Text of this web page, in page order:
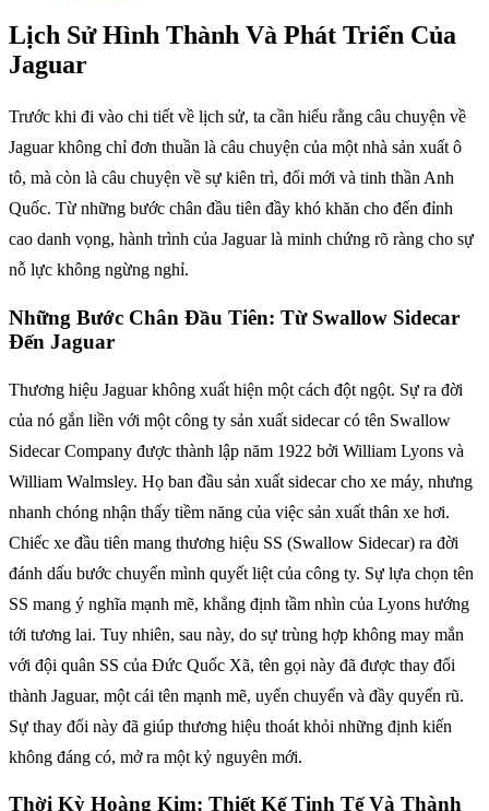
Lịch Sử Hình Thành Và Phát Triển Của
Jaguar
Trước khi đi vào chi tiết về lịch sử, ta cần hiểu rằng câu chuyện về
Jaguar không chỉ đơn thuần là câu chuyện của một nhà sản xuất ô
tô, mà còn là câu chuyện về sự kiên trì, đổi mới và tinh thần Anh
Quốc. Từ những bước chân đầu tiên đầy khó khăn cho đến đỉnh
cao danh vọng, hành trình của Jaguar là minh chứng rõ ràng cho sự
nỗ lực không ngừng nghỉ.
Những Bước Chân Đầu Tiên: Từ Swallow Sidecar
Đến Jaguar
Thương hiệu Jaguar không xuất hiện một cách đột ngột. Sự ra đời
của nó gắn liền với một công ty sản xuất sidecar có tên Swallow
Sidecar Company được thành lập năm 1922 bởi William Lyons và
William Walmsley. Họ ban đầu sản xuất sidecar cho xe máy, nhưng
nhanh chóng nhận thấy tiềm năng của việc sản xuất thân xe hơi.
Chiếc xe đầu tiên mang thương hiệu SS (Swallow Sidecar) ra đời
đánh dấu bước chuyển mình quyết liệt của công ty. Sự lựa chọn tên
SS mang ý nghĩa mạnh mẽ, khẳng định tầm nhìn của Lyons hướng
tới tương lai. Tuy nhiên, sau này, do sự trùng hợp không may mắn
với đội quân SS của Đức Quốc Xã, tên gọi này đã được thay đổi
thành Jaguar, một cái tên mạnh mẽ, uyển chuyển và đầy quyến rũ.
Sự thay đổi này đã giúp thương hiệu thoát khỏi những định kiến
không đáng có, mở ra một kỷ nguyên mới.
Thời Kỳ Hoàng Kim: Thiết Kế Tinh Tế Và Thành